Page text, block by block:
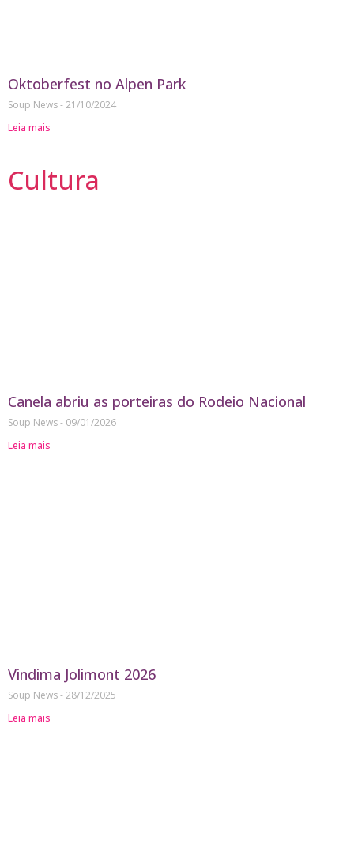
Oktoberfest no Alpen Park
Soup News 21/10/2024
Leia mais
Cultura
Canela abriu as porteiras do Rodeio Nacional
Soup News
09/01/2026
Leia mais
Vindima Jolimont 2026
Soup News 28/12/2025
Leia mais